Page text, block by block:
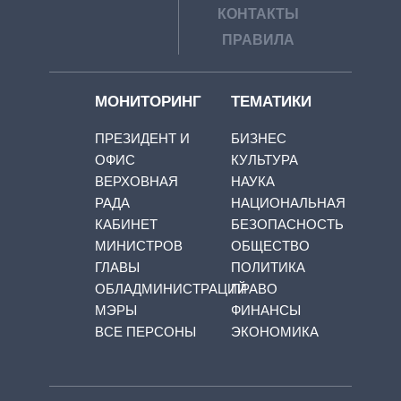
КОНТАКТЫ
ПРАВИЛА
МОНИТОРИНГ
ПРЕЗИДЕНТ И
ОФИС
ВЕРХОВНАЯ
РАДА
КАБИНЕТ
МИНИСТРОВ
ГЛАВЫ
ОБЛАДМИНИСТРАЦИЙ
МЭРЫ
ВСЕ ПЕРСОНЫ
ТЕМАТИКИ
БИЗНЕС
КУЛЬТУРА
НАУКА
НАЦИОНАЛЬНАЯ
БЕЗОПАСНОСТЬ
ОБЩЕСТВО
ПОЛИТИКА
ПРАВО
ФИНАНСЫ
ЭКОНОМИКА